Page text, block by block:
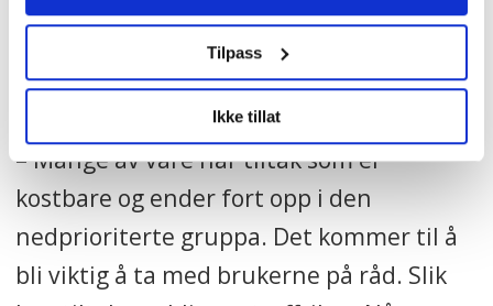
Tilpass
Ikke tillat
Hun viser til at kommuneøkonomien er
stram landet rundt og at tendensen er at
det kuttes først der det blir ropt minst.
– Mange av våre har tiltak som er
kostbare og ender fort opp i den
nedprioriterte gruppa. Det kommer til å
bli viktig å ta med brukerne på råd. Slik